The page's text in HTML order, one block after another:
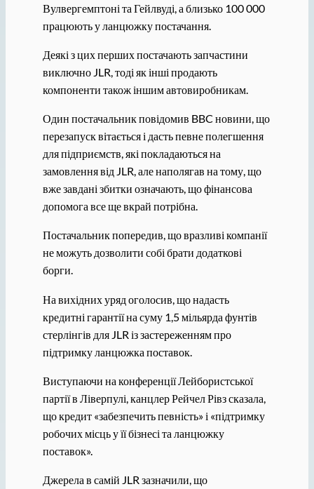
Вулвергемптоні та Гейлвуді, а близько 100 000
працюють у ланцюжку постачання.
Деякі з цих перших постачають запчастини
виключно JLR, тоді як інші продають
компоненти також іншим автовиробникам.
Один постачальник повідомив BBC новини, що
перезапуск вітається і дасть певне полегшення
для підприємств, які покладаються на
замовлення від JLR, але наполягав на тому, що
вже завдані збитки означають, що фінансова
допомога все ще вкрай потрібна.
Постачальник попередив, що вразливі компанії
не можуть дозволити собі брати додаткові
борги.
На вихідних уряд оголосив, що надасть
кредитні гарантії на суму 1,5 мільярда фунтів
стерлінгів для JLR із застереженням про
підтримку ланцюжка поставок.
Виступаючи на конференції Лейбористської
партії в Ліверпулі, канцлер Рейчел Рівз сказала,
що кредит «забезпечить певність» і «підтримку
робочих місць у її бізнесі та ланцюжку
поставок».
Джерела в самій JLR зазначили, що